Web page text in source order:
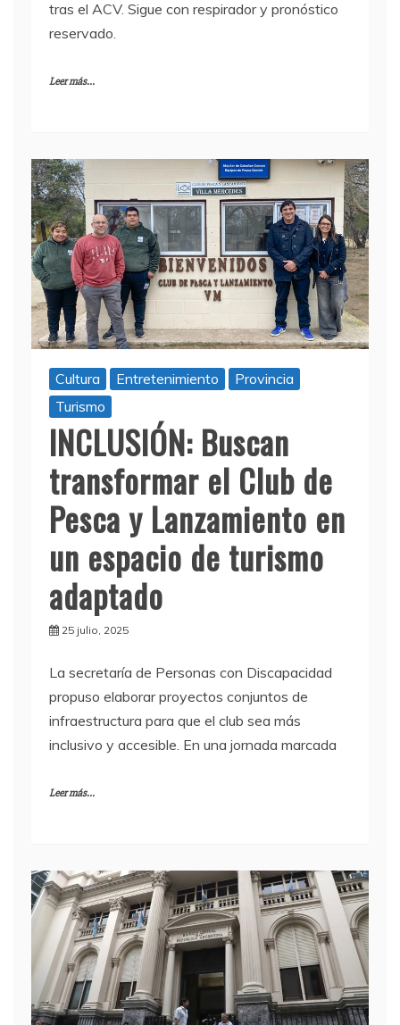
tras el ACV. Sigue con respirador y pronóstico
reservado.
Leer más...
Cultura Entretenimiento
Provincia
Turismo
INCLUSIÓN: Buscan
transformar el Club de
Pesca y Lanzamiento en
un espacio de turismo
adaptado
25 julio, 2025
La secretaría de Personas con Discapacidad
propuso elaborar proyectos conjuntos de
infraestructura para que el club sea más
inclusivo y accesible. En una jornada marcada
Leer más...